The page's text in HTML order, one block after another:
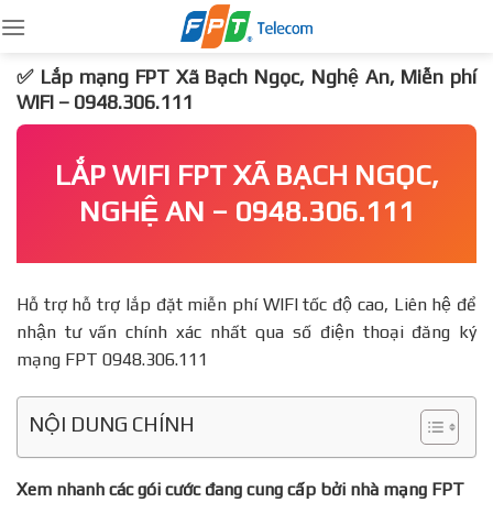
to
content
✅ Lắp mạng FPT Xã Bạch Ngọc, Nghệ An, Miễn phí
WIFI – 0948.306.111
LẮP WIFI FPT XÃ BẠCH NGỌC,
NGHỆ AN – 0948.306.111
Hỗ trợ hỗ trợ lắp đặt miễn phí WIFI tốc độ cao, Liên hệ để
nhận tư vấn chính xác nhất qua số điện thoại đăng ký
mạng FPT 0948.306.111
NỘI DUNG CHÍNH
Xem nhanh các gói cước đang cung cấp bởi nhà mạng FPT